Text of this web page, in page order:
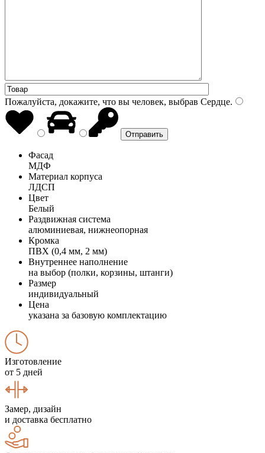
Пожалуйста, докажите, что вы человек, выбрав Сердце.
Фасад
МДФ
Материал корпуса
ЛДСП
Цвет
Белый
Раздвижная система
алюминиевая, нижнеопорная
Кромка
ПВХ (0,4 мм, 2 мм)
Внутреннее наполнение
на выбор (полки, корзины, штанги)
Размер
индивидуальный
Цена
указана за базовую комплектацию
Изготовление
от 5 дней
Замер, дизайн
и доставка бесплатно